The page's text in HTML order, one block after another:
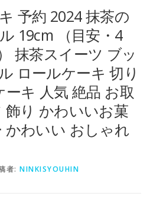
予約 2024 抹茶の
19cm （目安・4
抹茶スイーツ ブッ
ロールケーキ 切り
キ 人気 絶品 お取
飾り かわいいお菓
かわいい おしゃれ
者: NINKISYOUHIN